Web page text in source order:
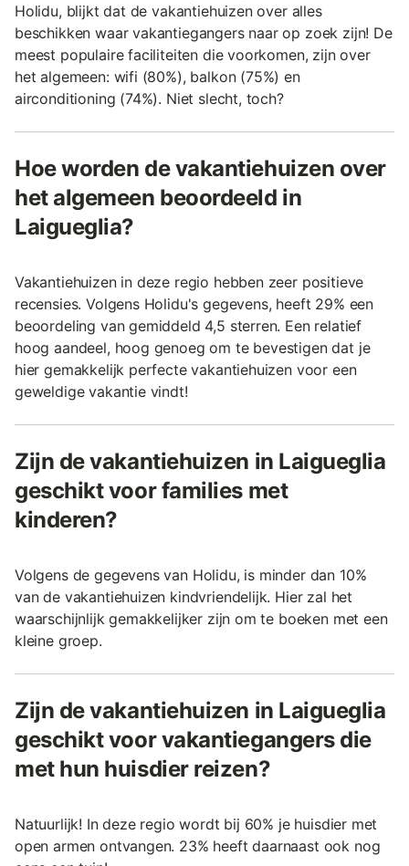
Holidu, blijkt dat de vakantiehuizen over alles
beschikken waar vakantiegangers naar op zoek zijn! De
meest populaire faciliteiten die voorkomen, zijn over
het algemeen: wifi (80%), balkon (75%) en
airconditioning (74%). Niet slecht, toch?
Hoe worden de vakantiehuizen over
het algemeen beoordeeld in
Laigueglia?
Vakantiehuizen in deze regio hebben zeer positieve
recensies. Volgens Holidu's gegevens, heeft 29% een
beoordeling van gemiddeld 4,5 sterren. Een relatief
hoog aandeel, hoog genoeg om te bevestigen dat je
hier gemakkelijk perfecte vakantiehuizen voor een
geweldige vakantie vindt!
Zijn de vakantiehuizen in Laigueglia
geschikt voor families met
kinderen?
Volgens de gegevens van Holidu, is minder dan 10%
van de vakantiehuizen kindvriendelijk. Hier zal het
waarschijnlijk gemakkelijker zijn om te boeken met een
kleine groep.
Zijn de vakantiehuizen in Laigueglia
geschikt voor vakantiegangers die
met hun huisdier reizen?
Natuurlijk! In deze regio wordt bij 60% je huisdier met
open armen ontvangen. 23% heeft daarnaast ook nog